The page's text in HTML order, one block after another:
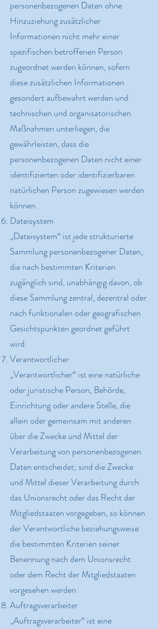
personenbezogenen Daten ohne
Hinzuziehung zusätzlicher
Informationen nicht mehr einer
spezifischen betroffenen Person
zugeordnet werden können, sofern
diese zusätzlichen Informationen
gesondert aufbewahrt werden und
technischen und organisatorischen
Maßnahmen unterliegen, die
gewährleisten, dass die
personenbezogenen Daten nicht einer
identifizierten oder identifizierbaren
natürlichen Person zugewiesen werden
können.
Dateisystem
„Dateisystem“ ist jede strukturierte
Sammlung personenbezogener Daten,
die nach bestimmten Kriterien
zugänglich sind, unabhängig davon, ob
diese Sammlung zentral, dezentral oder
nach funktionalen oder geografischen
Gesichtspunkten geordnet geführt
wird.
Verantwortlicher
„Verantwortlicher“ ist eine natürliche
oder juristische Person, Behörde,
Einrichtung oder andere Stelle, die
allein oder gemeinsam mit anderen
über die Zwecke und Mittel der
Verarbeitung von personenbezogenen
Daten entscheidet; sind die Zwecke
und Mittel dieser Verarbeitung durch
das Unionsrecht oder das Recht der
Mitgliedstaaten vorgegeben, so können
der Verantwortliche beziehungsweise
die bestimmten Kriterien seiner
Benennung nach dem Unionsrecht
oder dem Recht der Mitgliedstaaten
vorgesehen werden.
Auftragsverarbeiter
„Auftragsverarbeiter“ ist eine